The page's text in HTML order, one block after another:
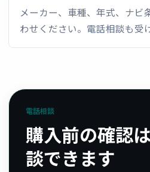
メーカー、車種、年式、ナビ
わせください。電話相談も受
電話相談
購入前の確認
談できます